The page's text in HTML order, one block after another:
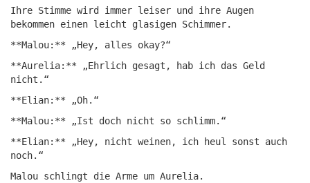
Ihre Stimme wird immer leiser und ihre Augen
bekommen einen leicht glasigen Schimmer.
**Malou:** „Hey, alles okay?“
**Aurelia:** „Ehrlich gesagt, hab ich das Geld
nicht.“
**Elian:** „Oh.“
**Malou:** „Ist doch nicht so schlimm.“
**Elian:** „Hey, nicht weinen, ich heul sonst auch
noch.“
Malou schlingt die Arme um Aurelia.